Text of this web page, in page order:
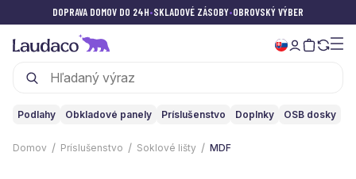
DOPRAVA DOMOV DO 24H•SKLADOVÉ ZÁSOBY•OBROVSKÝ VÝBER
Podlahy Obkladové panely Príslušenstvo Doplnky OSB dosky
Domov Príslušenstvo Soklové lišty MDF